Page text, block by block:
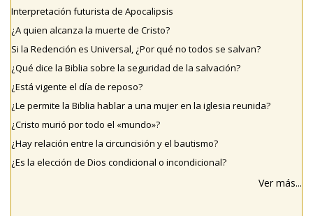
Interpretación futurista de Apocalipsis
¿A quien alcanza la muerte de Cristo?
Si la Redención es Universal, ¿Por qué no todos se salvan?
¿Qué dice la Biblia sobre la seguridad de la salvación?
¿Está vigente el día de reposo?
¿Le permite la Biblia hablar a una mujer en la iglesia reunida?
¿Cristo murió por todo el «mundo»?
¿Hay relación entre la circuncisión y el bautismo?
¿Es la elección de Dios condicional o incondicional?
Ver más...